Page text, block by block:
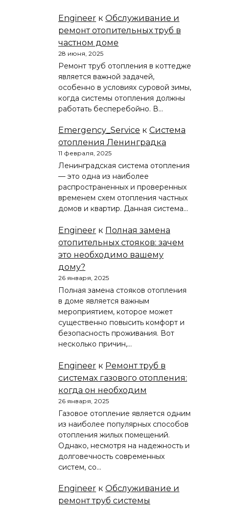
Engineer к Обслуживание и
ремонт отопительных труб в
частном доме
28 июня, 2025
Ремонт труб отопления в коттедже
является важной задачей,
особенно в условиях суровой зимы,
когда системы отопления должны
работать бесперебойно. В…
Emergency_Service к Система
отопления Ленинградка
11 февраля, 2025
Ленинградская система отопления
— это одна из наиболее
распространенных и проверенных
временем схем отопления частных
домов и квартир. Данная система…
Engineer к Полная замена
отопительных стояков: зачем
это необходимо вашему
дому?
26 января, 2025
Полная замена стояков отопления
в доме является важным
мероприятием, которое может
существенно повысить комфорт и
безопасность проживания. Вот
несколько причин,…
Engineer к Ремонт труб в
системах газового отопления:
когда он необходим
26 января, 2025
Газовое отопление является одним
из наиболее популярных способов
отопления жилых помещений.
Однако, несмотря на надежность и
долговечность современных
систем, со…
Engineer к Обслуживание и
ремонт труб системы